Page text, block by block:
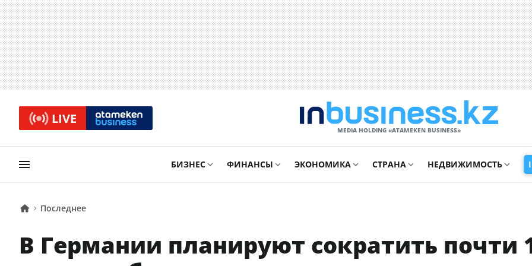
LIVE
MEDIA HOLDING «ATAMEKЕN BUSINESS»
БИЗНЕС ФИНАНСЫ ЭКОНОМИКА СТРАНА НЕДВИЖИМОСТЬ
Последнее
В Германии планируют сократить почти